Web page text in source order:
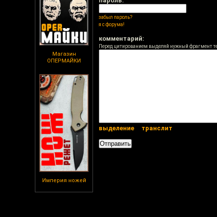
Магазин
ОПЕРМАЙКИ
Империя ножей
забыл пароль?
я с форума!
комментарий:
Перед цитированием выделяй нужный фрагмент
выделение транслит